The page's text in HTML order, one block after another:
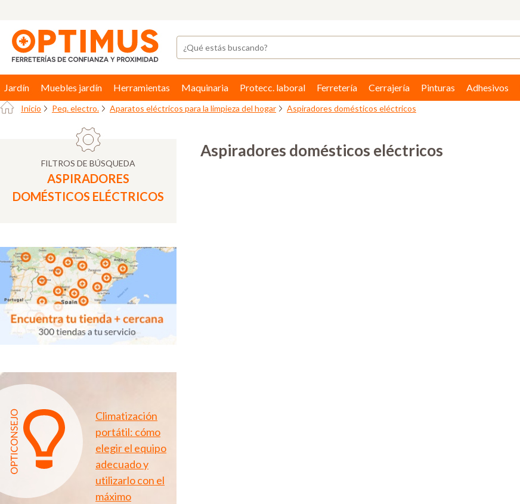
Jardín Muebles jardín Herramientas Maquinaria Protecc. laboral Ferretería Cerrajería Pinturas Adhesivos
Inicio Peq. electro. Aparatos eléctricos para la limpieza del hogar Aspiradores domésticos eléctricos
FILTROS DE BÚSQUEDA
ASPIRADORES
DOMÉSTICOS ELÉCTRICOS
Climatización
portátil: cómo
elegir el equipo
adecuado y
utilizarlo con el
máximo
Aspiradores domésticos eléctricos